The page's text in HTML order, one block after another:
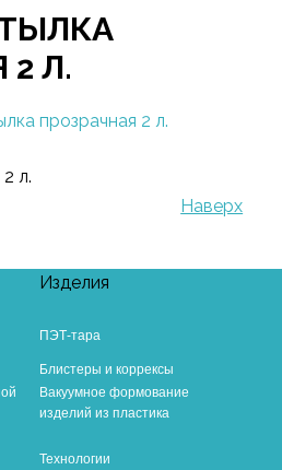
2 Л.
л.
Наверх
Изделия
ПЭТ-тара
Блистеры и коррексы
Вакуумное формование
изделий из пластика
Технологии